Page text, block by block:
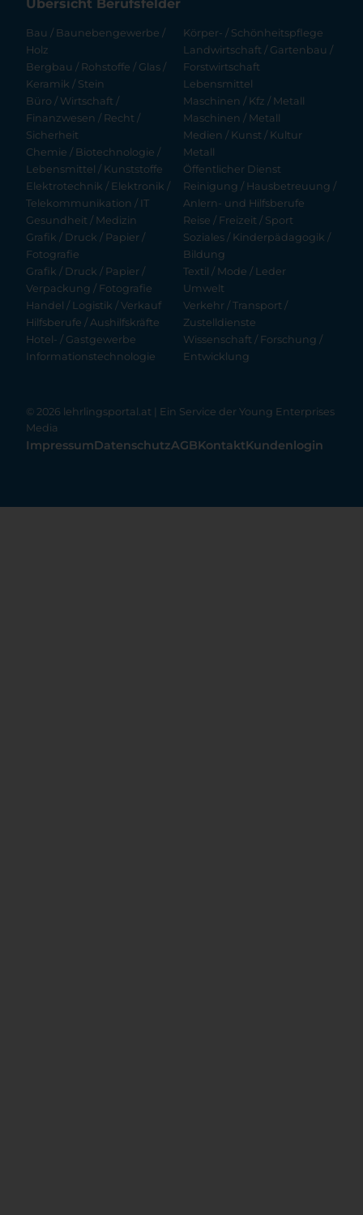
Übersicht Berufsfelder
Bau / Baunebengewerbe /
Holz
Bergbau / Rohstoffe / Glas /
Keramik / Stein
Büro / Wirtschaft /
Finanzwesen / Recht /
Sicherheit
Chemie / Biotechnologie /
Lebensmittel / Kunststoffe
Elektrotechnik / Elektronik /
Telekommunikation / IT
Gesundheit / Medizin
Grafik / Druck / Papier /
Fotografie
Grafik / Druck / Papier /
Verpackung / Fotografie
Handel / Logistik / Verkauf
Hilfsberufe / Aushilfskräfte
Hotel- / Gastgewerbe
Informationstechnologie
Körper- / Schönheitspflege
Landwirtschaft / Gartenbau /
Forstwirtschaft
Lebensmittel
Maschinen / Kfz / Metall
Maschinen / Metall
Medien / Kunst / Kultur
Metall
Öffentlicher Dienst
Reinigung / Hausbetreuung /
Anlern- und Hilfsberufe
Reise / Freizeit / Sport
Soziales / Kinderpädagogik /
Bildung
Textil / Mode / Leder
Umwelt
Verkehr / Transport /
Zustelldienste
Wissenschaft / Forschung /
Entwicklung
© 2026 lehrlingsportal.at | Ein Service der Young Enterprises
Media
ImpressumDatenschutzAGBKontaktKundenlogin